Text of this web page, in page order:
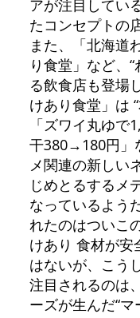
アが注目してい
たコンセプトの
また、「北海道
り食堂」など、
る飲食店も登場
けあり食堂」は
「ズワイ丸ゆ
干380→180円」
メ関連の新しい
じめとるするメ
なっているよう
れたのはついこ
けあり 食材が安
はないが、こう
注目されるのは
ーズが生んだ“